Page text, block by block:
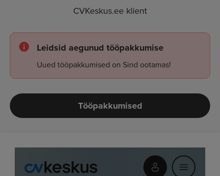
CVKeskus.ee klient
Leidsid aegunud tööpakkumise
Uued tööpakkumised on Sind ootamas!
Tööpakkumised